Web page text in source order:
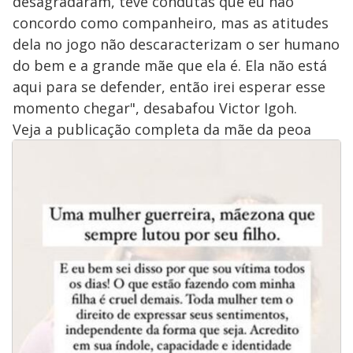
concordo como companheiro, mas as atitudes
dela no jogo não descaracterizam o ser humano
do bem e a grande mãe que ela é. Ela não está
aqui para se defender, então irei esperar esse
momento chegar", desabafou Victor Igoh.
Veja a publicação completa da mãe da peoa